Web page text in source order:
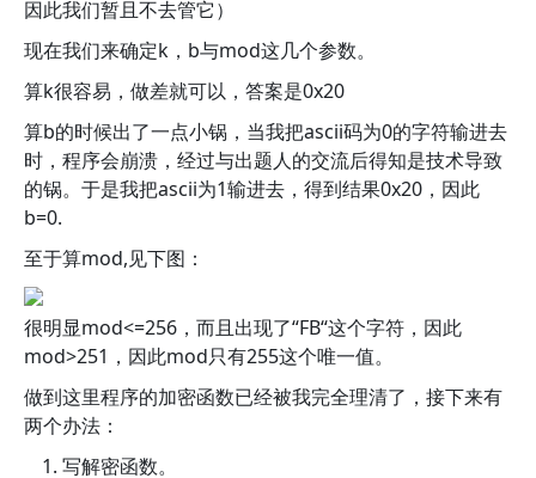
因此我们暂且不去管它）
现在我们来确定k，b与mod这几个参数。
算k很容易，做差就可以，答案是0x20
算b的时候出了一点小锅，当我把ascii码为0的字符输进去
时，程序会崩溃，经过与出题人的交流后得知是技术导致
的锅。于是我把ascii为1输进去，得到结果0x20，因此
b=0.
至于算mod,见下图：
很明显mod<=256，而且出现了“FB“这个字符，因此
mod>251，因此mod只有255这个唯一值。
做到这里程序的加密函数已经被我完全理清了，接下来有
两个办法：
写解密函数。